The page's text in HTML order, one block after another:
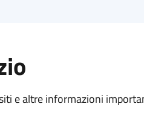
e altre informazioni